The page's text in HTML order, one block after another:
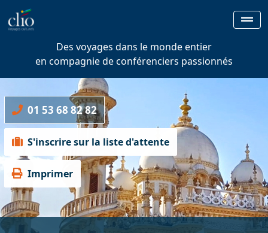
Des voyages dans le monde entier
en compagnie de conférenciers passionnés
01 53 68 82 82
S'inscrire sur la liste d'attente
Imprimer